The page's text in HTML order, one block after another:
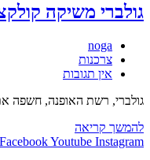
גולברי משיקה קולקציית
מחבר:
noga
קטגוריה:
צרכנות
תגובות:
אין תגובות
גולברי, רשת האופנה, חשפה אתמול בתצוגת אופנה את קולקציית סתיו-חורף 2019-
להמשך קריאהגולברי
משיקהFacebookYoutube Instagram